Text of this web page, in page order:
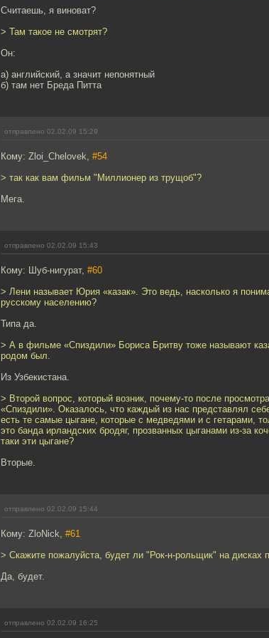
Считаешь, я виноват?
> Там такое не смотрят?
Он:
а) английский, а значит непонятный
б) там нет Бреда Питта
отправлено 02.02.09 15:29
Кому: Zloi_Chelovek, #54
> так как вам фильм "Миллионер из трущоб"?
Мега.
отправлено 02.02.09 15:43
Кому: Шуб-нигурат, #60
> Лени называет Юрия «казак». Это ведь, насколько я
русскому населению?
Типа да.
> А в фильме «Спиздили» Бориса Бритву тоже называют
родом был.
Из Узбекистана.
> Второй вопрос, который возник, почему-то после
«Спиздили». Оказалось, что каждый из нас представлял
есть те самые цыгане, которые с медведями и с гетарами,
это банда ирландских бродяг, прозванных цыганами из-за
таки эти цыгане?
Вторые.
отправлено 02.02.09 15:44
Кому: ZloNick, #61
> Скажите пожалуйста, будет ли "Рок-н-рольщик" на дисках
Да, будет.
отправлено 02.02.09 16:25